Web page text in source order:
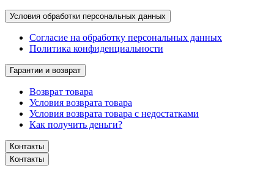
Условия обработки персональных данных
Согласие на обработку персональных данных
Политика конфиденциальности
Гарантии и возврат
Возврат товара
Условия возврата товара
Условия возврата товара с недостатками
Как получить деньги?
Контакты
Контакты